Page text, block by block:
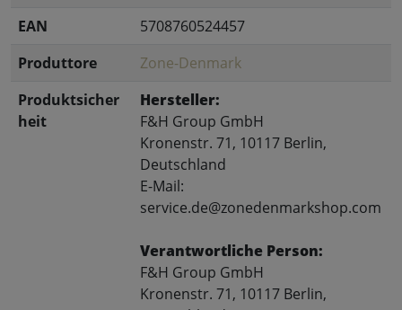
EAN
5708760524457
Produttore
Zone-Denmark
Produktsicher
heit
Hersteller:
F&H Group GmbH
Kronenstr. 71, 10117 Berlin,
Deutschland
E-Mail:
service.de@zonedenmarkshop.com
Verantwortliche Person:
F&H Group GmbH
Kronenstr. 71, 10117 Berlin,